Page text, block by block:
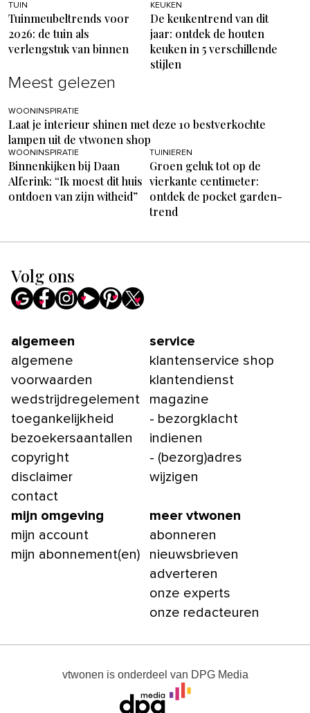
TUIN
Tuinmeubeltrends voor
2026: de tuin als
verlengstuk van binnen
KEUKEN
De keukentrend van dit
jaar: ontdek de houten
keuken in 5 verschillende
stijlen
Meest gelezen
WOONINSPIRATIE
Laat je interieur shinen met deze 10 bestverkochte
lampen uit de vtwonen shop
WOONINSPIRATIE
Binnenkijken bij Daan
Alferink: “Ik moest dit huis
ontdoen van zijn witheid”
TUINIEREN
Groen geluk tot op de
vierkante centimeter:
ontdek de pocket garden-
trend
Volg ons
algemeen
algemene
voorwaarden
wedstrijdregelement
toegankelijkheid
bezoekersaantallen
copyright
disclaimer
contact
service
klantenservice shop
klantendienst
magazine
- bezorgklacht
indienen
- (bezorg)adres
wijzigen
mijn omgeving
mijn account
mijn abonnement(en)
meer vtwonen
abonneren
nieuwsbrieven
adverteren
onze experts
onze redacteuren
vtwonen is onderdeel van DPG Media